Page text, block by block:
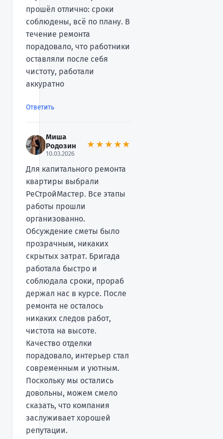
прошёл отлично: сроки
соблюдены, всё по плану. В
течение ремонта
порадовало, что работники
оставляли после себя
чистоту, работали
аккуратно
Ответить
Миша
Родозин
10.03.2026
★★★★★
Для капитального ремонта
квартиры выбрали
РеСтройМастер. Все этапы
работы прошли
организованно.
Обсуждение сметы было
прозрачным, никаких
скрытых затрат. Бригада
работала быстро и
соблюдала сроки, прораб
держал нас в курсе. После
ремонта не осталось
никаких следов работ,
чистота на высоте.
Качество отделки
порадовало, интерьер стал
современным и уютным.
Поскольку мы остались
довольны, можем смело
сказать, что компания
заслуживает хорошей
репутации.